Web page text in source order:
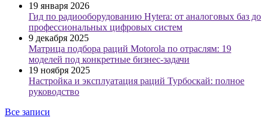
19 января 2026
Гид по радиооборудованию Hytera: от аналоговых баз до
профессиональных цифровых систем
9 декабря 2025
Матрица подбора раций Motorola по отраслям: 19
моделей под конкретные бизнес-задачи
19 ноября 2025
Настройка и эксплуатация раций Турбоскай: полное
руководство
Все записи